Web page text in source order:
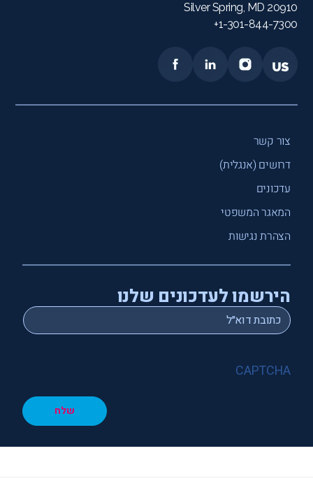
Silver Spring, MD 20910
1-301-844-7300+
צור קשר
דרושים (אנגלית)
עדכונים
המאגר המשפטי
הצהרת נגישות
הירשמו לעדכונים שלנו
Email
*
CAPTCHA
שלח